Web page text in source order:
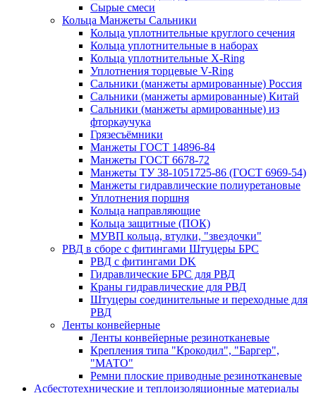
Сырые смеси
Кольца Манжеты Сальники
Кольца уплотнительные круглого сечения
Кольца уплотнительные в наборах
Кольца уплотнительные Х-Ring
Уплотнения торцевые V-Ring
Сальники (манжеты армированные) Россия
Сальники (манжеты армированные) Китай
Сальники (манжеты армированные) из
фторкаучука
Грязесъёмники
Манжеты ГОСТ 14896-84
Манжеты ГОСТ 6678-72
Манжеты ТУ 38-1051725-86 (ГОСТ 6969-54)
Манжеты гидравлические полиуретановые
Уплотнения поршня
Кольца направляющие
Кольца защитные (ПОК)
МУВП кольца, втулки, "звездочки"
РВД в сборе с фитингами Штуцеры БРС
РВД с фитингами DK
Гидравлические БРС для РВД
Краны гидравлические для РВД
Штуцеры соединительные и переходные для
РВД
Ленты конвейерные
Ленты конвейерные резинотканевые
Крепления типа "Крокодил", "Баргер",
"МАТО"
Ремни плоские приводные резинотканевые
Асбестотехнические и теплоизоляционные материалы